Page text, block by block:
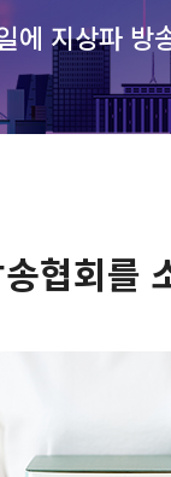
에 지상파 방
협회를